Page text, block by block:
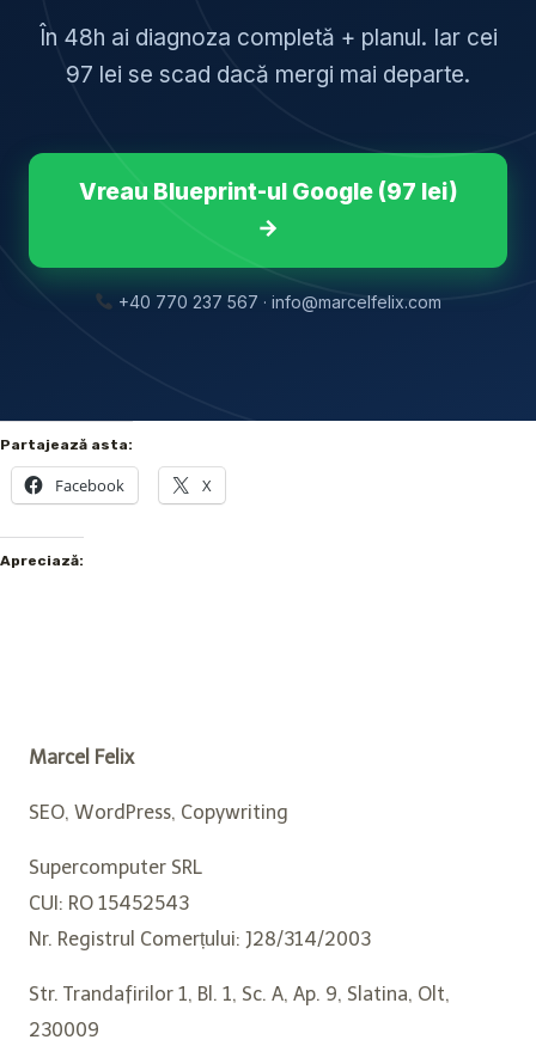
În 48h ai diagnoza completă + planul. Iar cei
97 lei se scad dacă mergi mai departe.
Vreau Blueprint-ul Google (97 lei)
→
+40 770 237 567 · info@marcelfelix.com
Partajează asta:
Facebook X
Apreciază:
Marcel Felix
SEO, WordPress, Copywriting
Supercomputer SRL
CUI: RO 15452543
Nr. Registrul Comerțului: J28/314/2003
Str. Trandafirilor 1, Bl. 1, Sc. A, Ap. 9, Slatina, Olt,
230009